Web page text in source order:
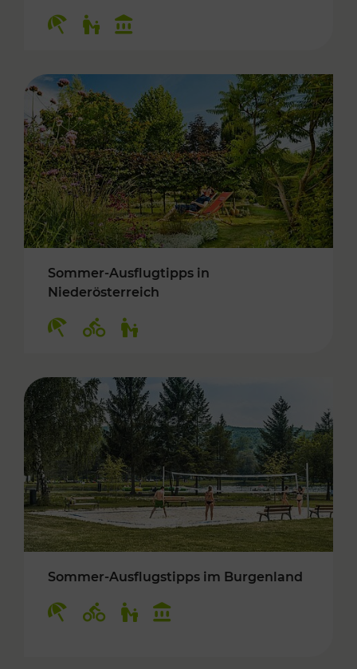
Sommer-Ausflugtipps in
Niederösterreich
Sommer-Ausflugstipps im Burgenland